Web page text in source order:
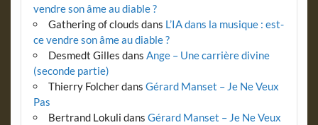
vendre son âme au diable ?
Gathering of clouds dans L’IA dans la musique : est-
ce vendre son âme au diable ?
Desmedt Gilles dans Ange – Une carrière divine
(seconde partie)
Thierry Folcherdans Gérard Manset – Je Ne Veux
Pas
Bertrand Lokuli dans Gérard Manset – Je Ne Veux